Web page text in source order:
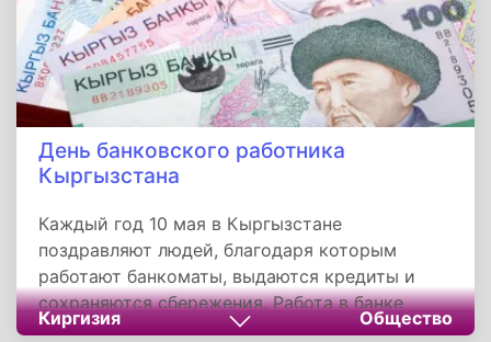
чистоты внутри каждого из нас.
День банковского работника
Кыргызстана
Каждый год 10 мая в Кыргызстане
поздравляют людей, благодаря которым
работают банкоматы, выдаются кредиты и
сохраняются сбережения. Работа в банке
сегодня — это стабильность, достойный
Киргизия Общество